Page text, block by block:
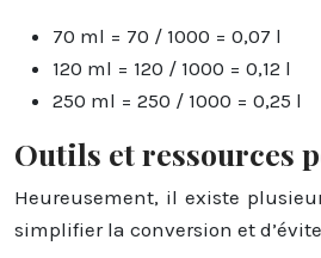
70 ml = 70 / 1000 = 0,07 l
120 ml = 120 / 1000 = 0,12 l
250 ml = 250 / 1000 = 0,25 l
Outils et ressources
Heureusement, il existe
simplifier la conversion et